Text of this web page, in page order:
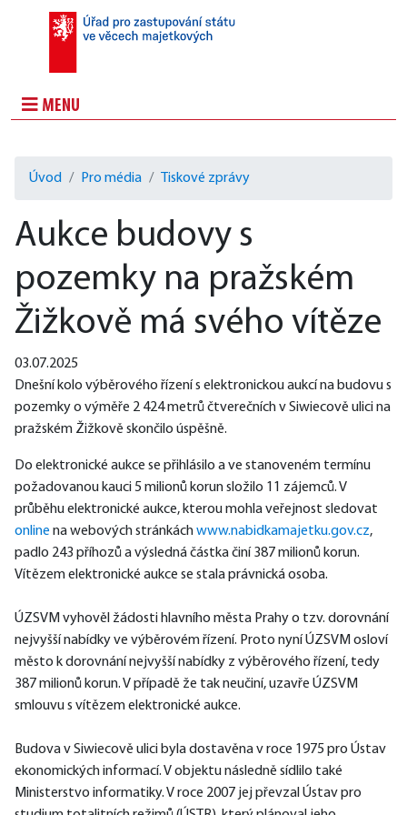
MENU
Úvod Pro média Tiskové zprávy
Aukce budovy s
pozemky na pražském
Žižkově má svého vítěze
03.07.2025
Dnešní kolo výběrového řízení s elektronickou aukcí na budovu s
pozemky o výměře 2 424 metrů čtverečních v Siwiecově ulici na
pražském Žižkově skončilo úspěšně.
Do elektronické aukce se přihlásilo a ve stanoveném termínu
požadovanou kauci 5 milionů korun složilo 11 zájemců. V
online na webových stránkách www.nabidkamajetku.gov.cz,
padlo 243 příhozů a výsledná částka činí 387 milionů korun.
Vítězem elektronické aukce se stala právnická osoba.
ÚZSVM vyhověl žádosti hlavního města Prahy o tzv. dorovnání
nejvyšší nabídky ve výběrovém řízení. Proto nyní ÚZSVM osloví
město k dorovnání nejvyšší nabídky z výběrového řízení, tedy
387 milionů korun. V případě že tak neučiní, uzavře ÚZSVM
smlouvu s vítězem elektronické aukce.
Budova v Siwiecově ulici byla dostavěna v roce 1975 pro Ústav
ekonomických informací. V objektu následně sídlilo také
Ministerstvo informatiky. V roce 2007 jej převzal Ústav pro